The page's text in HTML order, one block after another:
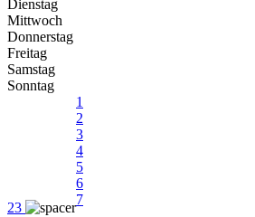
Dienstag
Mittwoch
Donnerstag
Freitag
Samstag
Sonntag
23
1
2
3
4
5
6
7